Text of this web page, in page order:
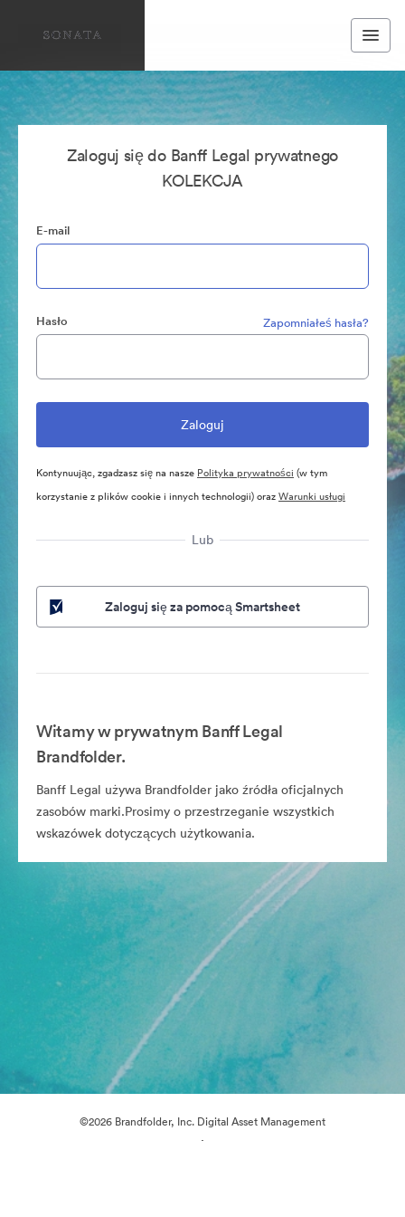
Zaloguj się do Banff Legal prywatnego
KOLEKCJA
E-mail
Hasło Zapomniałeś hasła?
Kontynuując, zgadzasz się na nasze Polityka prywatności (w tym
korzystanie z plików cookie i innych technologii) orazWarunki usługi
Lub
Zaloguj się za pomocą Smartsheet
Witamy w prywatnym Banff Legal
Brandfolder.
Banff Legal używa Brandfolder jako źródła oficjalnych
zasobów marki.Prosimy o przestrzeganie wszystkich
wskazówek dotyczących użytkowania.
©2026 Brandfolder, Inc. Digital Asset Management
·